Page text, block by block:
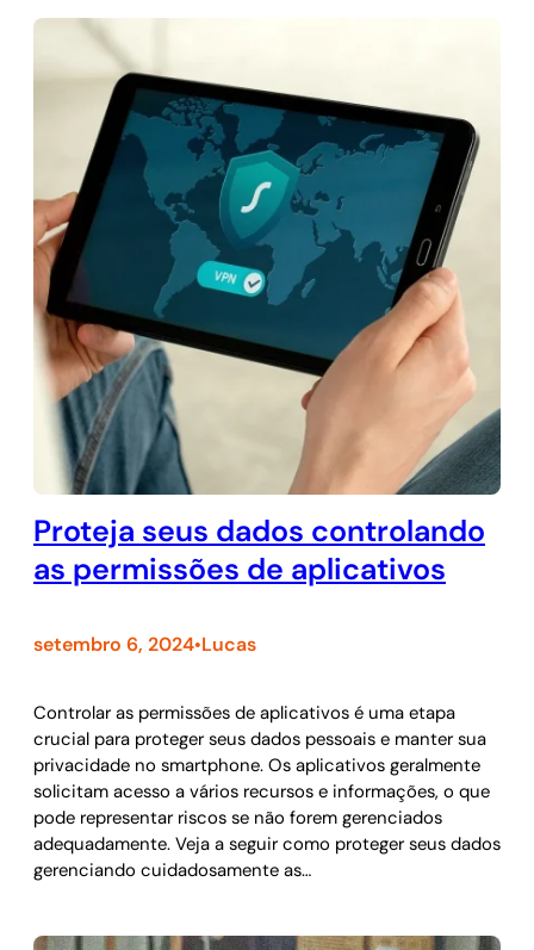
Proteja seus dados controlando
as permissões de aplicativos
setembro 6, 2024•Lucas
Controlar as permissões de aplicativos é uma etapa
crucial para proteger seus dados pessoais e manter sua
privacidade no smartphone. Os aplicativos geralmente
solicitam acesso a vários recursos e informações, o que
pode representar riscos se não forem gerenciados
adequadamente. Veja a seguir como proteger seus dados
gerenciando cuidadosamente as…